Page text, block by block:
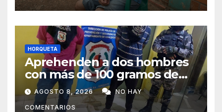
HORQUETA
Aprehenden a dos hombres
con más de 100 gramos de
supuesta marihuana en
Horqueta
AGOSTO 8, 2026 NO HAY
COMENTARIOS